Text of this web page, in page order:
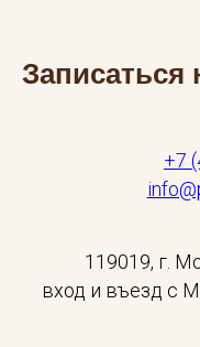
Записаться
+7
119019, г.
вход и въезд с